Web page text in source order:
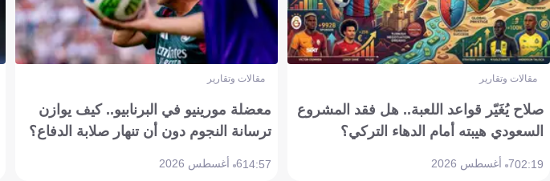
مقالات وتقارير
صلاح يُغَيّر قواعد اللعبة.. هل فقد المشروع
السعودي هيبته أمام الدهاء التركي؟
02:197 أغسطس 2026
مقالات وتقارير
معضلة مورينيو في البرنابيو.. كيف يوازن
ترسانة النجوم دون أن تنهار صلابة الدفاع؟
14:576 أغسطس 2026